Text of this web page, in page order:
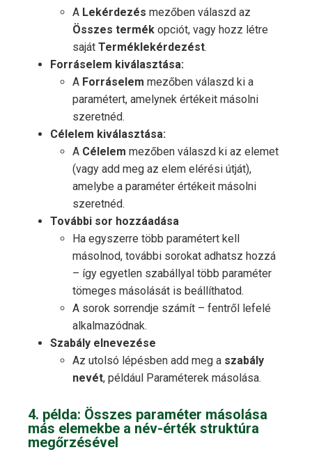
A Lekérdezés mezőben válaszd az
Összes termék opciót, vagy hozz létre
saját Terméklekérdezést.
Forráselem kiválasztása:
A Forráselem mezőben válaszd ki a
paramétert, amelynek értékeit másolni
szeretnéd.
Célelem kiválasztása:
A Célelem mezőben válaszd ki az elemet
(vagy add meg az elem elérési útját),
amelybe a paraméter értékeit másolni
szeretnéd.
További sor hozzáadása
Ha egyszerre több paramétert kell
másolnod, további sorokat adhatsz hozzá
– így egyetlen szabállyal több paraméter
tömeges másolását is beállíthatod.
A sorok sorrendje számít – fentről lefelé
alkalmazódnak.
Szabály elnevezése
Az utolsó lépésben add meg a szabály
nevét, például Paraméterek másolása.
4. példa: Összes paraméter másolása
más elemekbe a név-érték struktúra
megőrzésével